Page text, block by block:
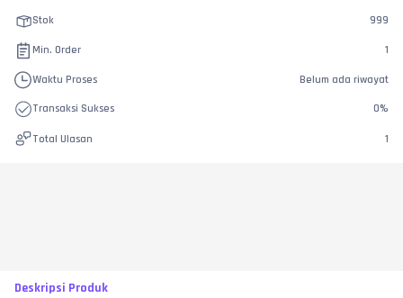
Stok 999
Min. Order 1
Waktu Proses Belum ada riwayat
Transaksi Sukses 0%
Total Ulasan 1
Deskripsi Produk